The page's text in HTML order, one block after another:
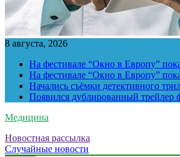
8 августа, 2026
На фестивале “Окно в Европу”
На фестивале “Окно в Европу”
Начались съёмки детективного
Появился дублированный трейлер
Медицина
Новостная рассылка
Случайные новости